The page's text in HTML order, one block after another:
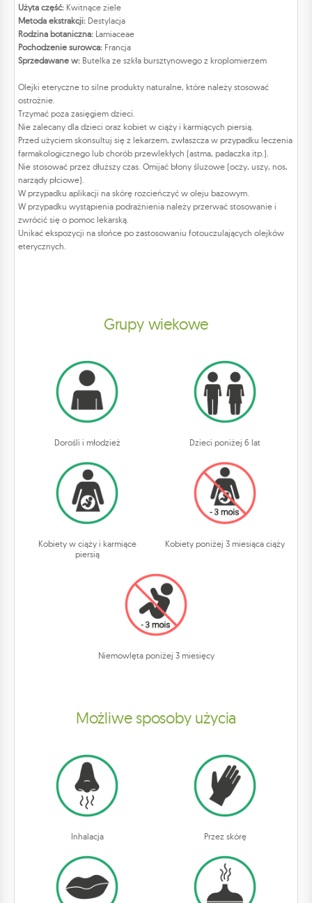
Użyta część: Kwitnące ziele
Metoda ekstrakcji: Destylacja
Rodzina botaniczna: Lamiaceae
Pochodzenie surowca: Francja
Sprzedawane w: Butelka ze szkła bursztynowego z kroplomierzem
Olejki eteryczne to silne produkty naturalne, które należy stosować
ostrożnie.
Trzymać poza zasięgiem dzieci.
Nie zalecany dla dzieci oraz kobiet w ciąży i karmiących piersią.
Przed użyciem skonsultuj się z lekarzem, zwłaszcza w przypadku leczenia
farmakologicznego lub chorób przewlekłych (astma, padaczka itp.).
Nie stosować przez dłuższy czas. Omijać błony śluzowe (oczy, uszy, nos,
narządy płciowe).
W przypadku aplikacji na skórę rozcieńczyć w oleju bazowym.
W przypadku wystąpienia podrażnienia należy przerwać stosowanie i
zwrócić się o pomoc lekarską.
Unikać ekspozycji na słońce po zastosowaniu fotouczulających olejków
eterycznych.
Grupy wiekowe
Dorośli i młodzież Dzieci poniżej 6 lat
Kobiety w ciąży i karmiące
piersią
Kobiety poniżej 3 miesiąca ciąży
Niemowlęta poniżej 3 miesięcy
Możliwe sposoby użycia
Inhalacja Przez skórę